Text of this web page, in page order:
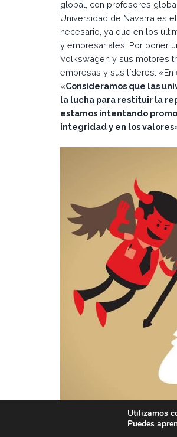
global, con profesores
Universidad de Navarra es
necesario, ya que en los
y empresariales. Por poner
Volkswagen y sus motores
empresas y sus líderes. «En
«Consideramos que las
la lucha para restituir la
estamos intentando
integridad y en los valores
Utilizamos
Puedes